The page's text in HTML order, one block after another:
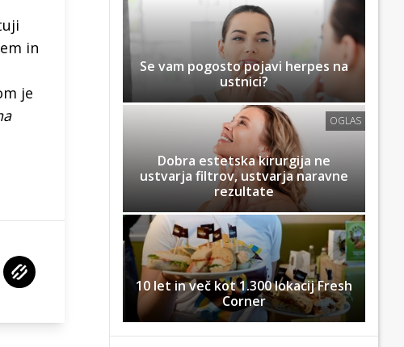
in
je
Se vam pogosto pojavi herpes na
ustnici?
OGLAS
Dobra estetska kirurgija ne
ustvarja filtrov, ustvarja naravne
rezultate
10 let in več kot 1.300 lokacij Fresh
Corner